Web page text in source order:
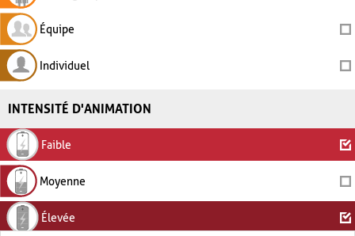
Équipe
Individuel
INTENSITÉ D'ANIMATION
Faible
Moyenne
Élevée